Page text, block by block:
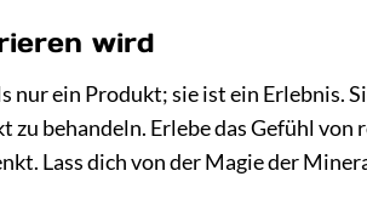
wird
nur ein Produkt; sie ist ein Erlebnis.
behandeln. Erlebe das Gefühl
Lass dich von der Magie der